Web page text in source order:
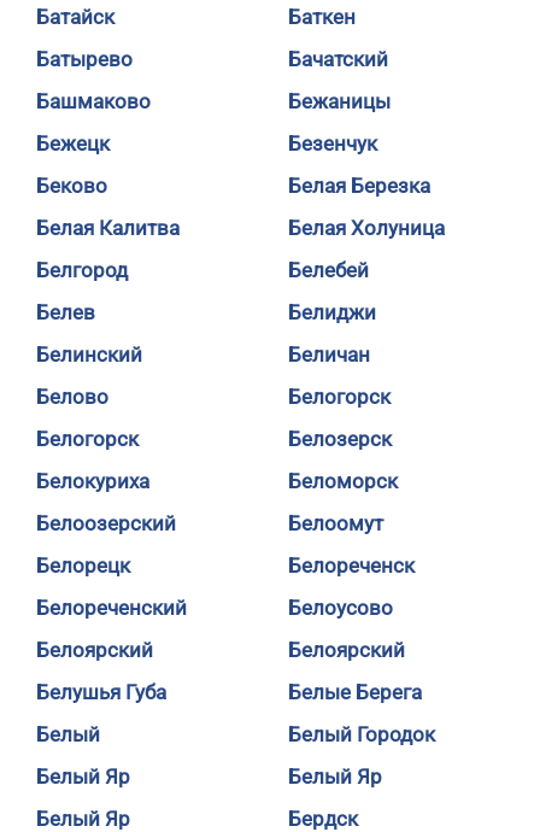
Батайск
Баткен
Батырево
Бачатский
Башмаково
Бежаницы
Бежецк
Безенчук
Беково
Белая Березка
Белая Калитва
Белая Холуница
Белгород
Белебей
Белев
Белиджи
Белинский
Беличан
Белово
Белогорск
Белогорск
Белозерск
Белокуриха
Беломорск
Белоозерский
Белоомут
Белорецк
Белореченск
Белореченский
Белоусово
Белоярский
Белоярский
Белушья Губа
Белые Берега
Белый
Белый Городок
Белый Яр
Белый Яр
Белый Яр
Бердск